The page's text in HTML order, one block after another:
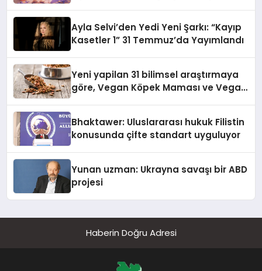
Ayla Selvi’den Yedi Yeni Şarkı: “Kayıp
Kasetler 1” 31 Temmuz’da Yayımlandı
Yeni yapilan 31 bilimsel araştırmaya
göre, Vegan Köpek Maması ve Vegan
Bhaktawer: Uluslararası hukuk Filistin
konusunda çifte standart uyguluyor
Yunan uzman: Ukrayna savaşı bir ABD
projesi
Haberin Doğru Adresi